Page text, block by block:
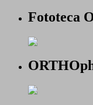
Fototeca